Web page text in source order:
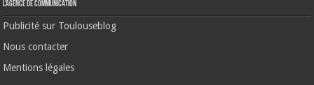
L’agence de communication
Publicité sur Toulouseblog
Nous contacter
Mentions légales